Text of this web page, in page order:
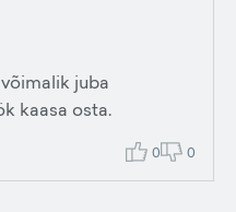
juba
kaasa osta.
0 0